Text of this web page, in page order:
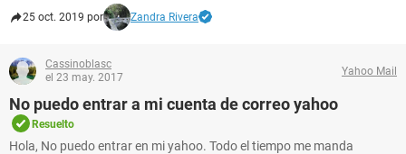
25 oct. 2019 por Zandra Rivera
Cassinoblasc
el 23 may. 2017
Yahoo Mail
No puedo entrar a mi cuenta de correo yahoo
Resuelto
Hola, No puedo entrar en mi yahoo. Todo el tiempo me manda